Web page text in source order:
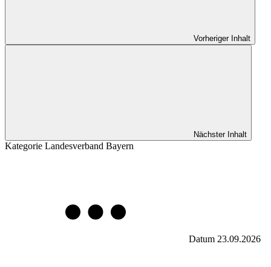
Vorheriger Inhalt
Nächster Inhalt
Kategorie Landesverband Bayern
Datum 23.09.2026